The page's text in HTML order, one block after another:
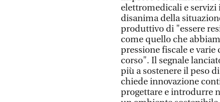
elettromedicali e
disanima della
produttivo di "essere
come quello che
pressione fiscale e
corso". Il segnale
più a sostenere il peso
chiede innovazione
progettare e introdurre